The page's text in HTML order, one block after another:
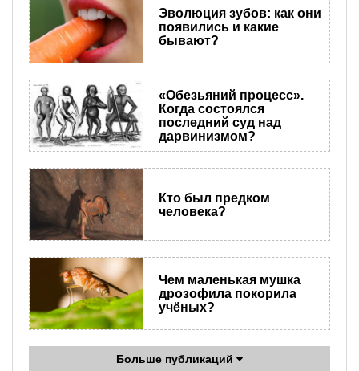
Эволюция зубов: как они
появились и какие
бывают?
«Обезьяний процесс».
Когда состоялся
последний суд над
дарвинизмом?
Кто был предком
человека?
Чем маленькая мушка
дрозофила покорила
учёных?
Больше публикаций